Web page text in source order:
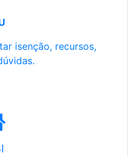
isenção, recursos,